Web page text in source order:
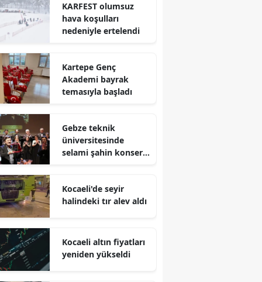
Kars
Kastamonu
Kırklareli
Kocaeli
Konya
Malatya
Kahramanmaraş
KARFEST olumsuz
hava koşulları
nedeniyle ertelendi
Kartepe Genç
Akademi bayrak
temasıyla başladı
Gebze teknik
üniversitesinde
selami şahin konseri
Kocaeli'de seyir
halindeki tır alev aldı
Kocaeli altın fiyatları
yeniden yükseldi